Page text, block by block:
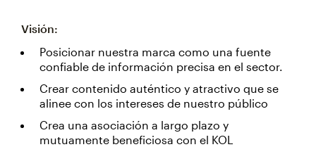
Visión:
Posicionar nuestra marca como una fuente
confiable de información precisa en el sector.
Crear contenido auténtico y atractivo que se
alinee con los intereses de nuestro público
Crea una asociación a largo plazo y
mutuamente beneficiosa con el KOL